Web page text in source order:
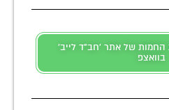
של אתר 'חב"ד לייב'
בוואצפ